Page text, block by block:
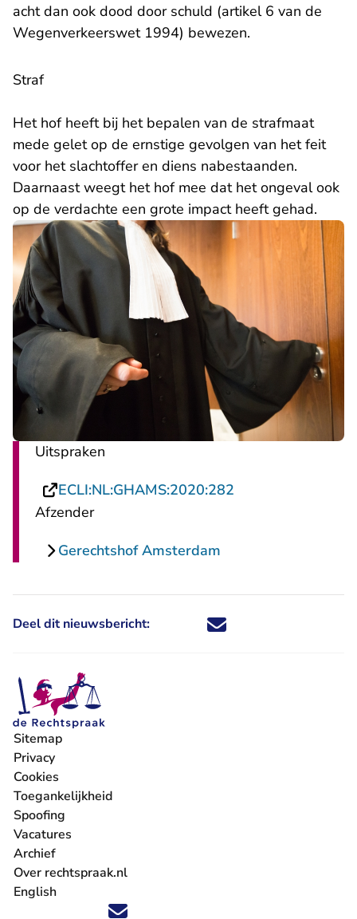
acht dan ook dood door schuld (artikel 6 van de
Wegenverkeerswet 1994) bewezen.
Straf
Het hof heeft bij het bepalen van de strafmaat
mede gelet op de ernstige gevolgen van het feit
voor het slachtoffer en diens nabestaanden.
Daarnaast weegt het hof mee dat het ongeval ook
op de verdachte een grote impact heeft gehad.
Uitspraken
ECLI:NL:GHAMS:2020:282
Afzender
Gerechtshof Amsterdam
Deel dit nieuwsbericht: Deel dit nieuwsbericht via X -
Deel dit nieuwsbericht via
Deel dit nieuwsbericht
Deel dit
Volg ons op X (Twitter) - U verlaat Rechtspraak.nl
Volg ons op Facebook - U verlaat Rechtspraak.nl
Volg ons op Instagram - U verlaat Rechtspraak.nl
Volg ons op Youtube - U verlaat Rechtspraak.nl
Volg ons op LinkedIn - U verlaat
'Blijf op de hoogte' nieuwsbrief - U verlaat
Sitemap
Privacy
Cookies
Toegankelijkheid
Spoofing
Vacatures
- U verlaat Rechtspraak.nl
Archief
Over rechtspraak.nl
English